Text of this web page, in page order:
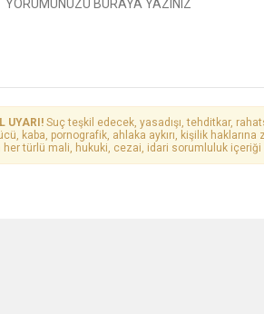
UYARI! Suç teşkil edecek, yasadışı, tehditkar,
kaba, pornografik, ahlaka aykırı, kişilik
her türlü mali, hukuki, cezai, idari sorumluluk içeriği